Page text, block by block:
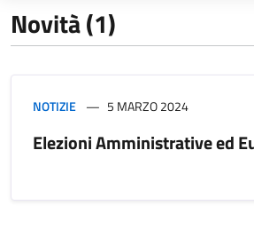
Novità (1)
NOTIZIE 5 MARZO 2024
Elezioni Amministrative ed